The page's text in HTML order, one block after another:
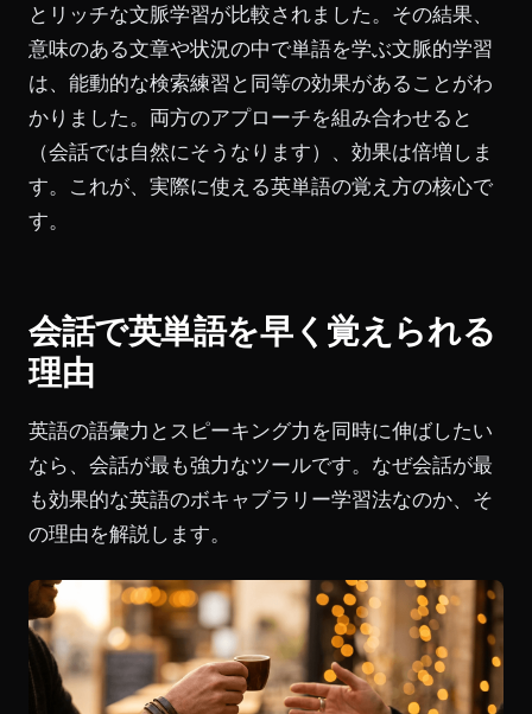
とリッチな文脈学習が比較されました。その結果、
意味のある文章や状況の中で単語を学ぶ文脈的学習
は、能動的な検索練習と同等の効果があることがわ
かりました。両方のアプローチを組み合わせると
（会話では自然にそうなります）、効果は倍増しま
す。これが、実際に使える英単語の覚え方の核心で
す。
会話で英単語を早く覚えられる
理由
英語の語彙力とスピーキング力を同時に伸ばしたい
なら、会話が最も強力なツールです。なぜ会話が最
も効果的な英語のボキャブラリー学習法なのか、そ
の理由を解説します。